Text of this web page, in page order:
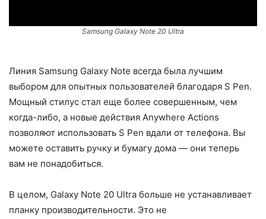
Samsung Galaxy Note 20 Ultra
Линия Samsung Galaxy Note всегда была лучшим
выбором для опытных пользователей благодаря S Pen.
Мощный стилус стал еще более совершенным, чем
когда-либо, а новые действия Anywhere Actions
позволяют использовать S Pen вдали от телефона. Вы
можете оставить ручку и бумагу дома — они теперь
вам не понадобиться.
В целом, Galaxy Note 20 Ultra больше не устанавливает
планку производительности. Это не